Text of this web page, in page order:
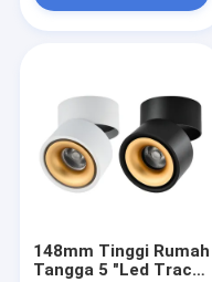
Tentang kita
Hubungi kami
148mm Tinggi Rumah
Tangga 5 "Led Track